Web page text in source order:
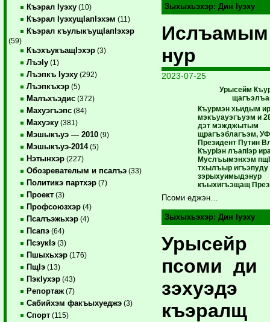
Къэрал Iуэху (10)
Къэрал IуэхущIапIэхэм (11)
Къэрал къулыкъущIапIэхэр
(59)
КъэхъукъащIэхэр (3)
ЛъэIу (1)
Лъэпкъ Iуэху (292)
Лъэпкъхэр (5)
Малъхъэдис (372)
Махуэгъэпс (84)
Махуэку (381)
Мэшыкъуэ — 2010 (9)
Мэшыкъуэ-2014(5)
Нэтынхэр (227)
Обозревателым и псалъэ (33)
Политикэ партхэр (7)
Проект (3)
Профсоюзхэр (4)
Псалъэжьхэр (4)
Псапэ (64)
ПсэукIэ (3)
Пшыхьхэр (176)
ПщIэ (13)
ПэкIухэр (43)
Репортаж (7)
Сабийхэм факъыхуеджэ (3)
Спорт (115)
Зыхыхьэхэр: Дин Iуэху
нур
2023-07-25
Урысейм
Къурмэн хьидым
мэкъуауэгъуэм и
дэт мэжджытым
щрагъэблагъэм,
Президент Путин
КъурIэн лъапIэр
Муслъымэнхэм
тхылъыр
зэрыхуимыдэнур
къыхигъэщащ
Псоми еджэн…
Зыхыхьэхэр: Дин Iуэху
Урысейр
псоми ди
зэхуэдэ
къэралщ